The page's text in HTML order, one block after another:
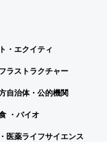
・エクイティ
ラストラクチャー
自治体・公的機関
・バイオ
医薬ライフサイエンス